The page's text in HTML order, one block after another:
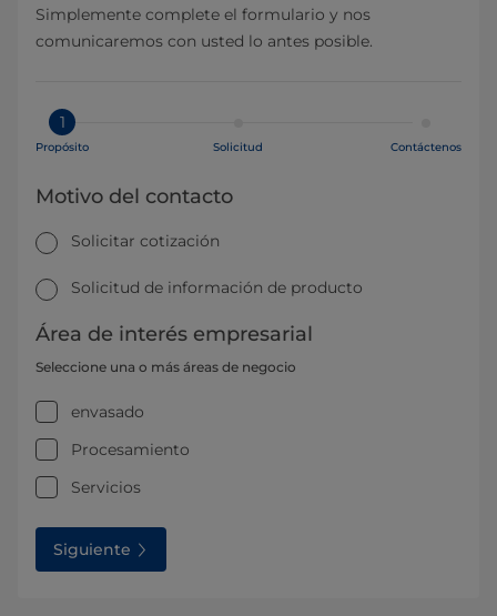
Simplemente complete el formulario y nos
comunicaremos con usted lo antes posible.
1
Propósito Solicitud Contáctenos
Motivo del contacto
Solicitar cotización
Solicitud de información de producto
Área de interés empresarial
Seleccione una o más áreas de negocio
envasado
Procesamiento
Servicios
Siguiente